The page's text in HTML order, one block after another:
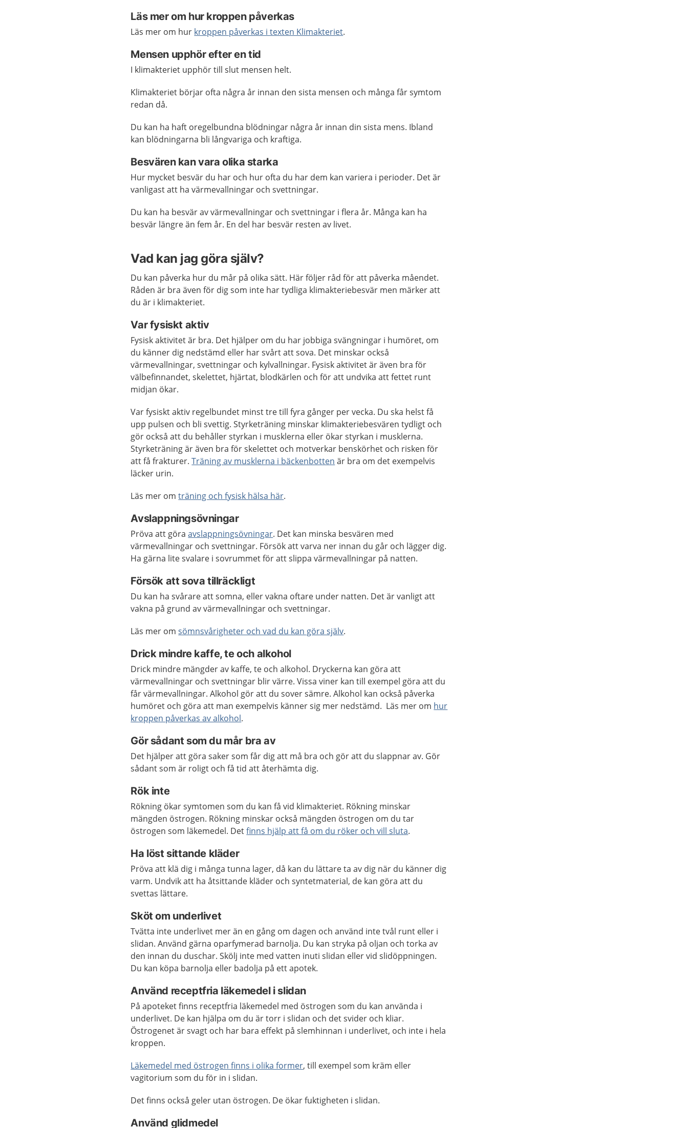
Läs mer om hur kroppen påverkas
Läs mer om hur kroppen påverkas i texten Klimakteriet.
Mensen upphör efter en tid
I klimakteriet upphör till slut mensen helt.
Klimakteriet börjar ofta några år innan den sista mensen och många får symtom
redan då.
Du kan ha haft oregelbundna blödningar några år innan din sista mens. Ibland
kan blödningarna bli långvariga och kraftiga.
Besvären kan vara olika starka
Hur mycket besvär du har och hur ofta du har dem kan variera i perioder. Det är
vanligast att ha värmevallningar och svettningar.
Du kan ha besvär av värmevallningar och svettningar i flera år. Många kan ha
besvär längre än fem år. En del har besvär resten av livet.
Vad kan jag göra själv?
Du kan påverka hur du mår på olika sätt. Här följer råd för att påverka måendet.
Råden är bra även för dig som inte har tydliga klimakteriebesvär men märker att
du är i klimakteriet.
Var fysiskt aktiv
Fysisk aktivitet är bra. Det hjälper om du har jobbiga svängningar i humöret, om
du känner dig nedstämd eller har svårt att sova. Det minskar också
värmevallningar, svettningar och kylvallningar. Fysisk aktivitet är även bra för
välbefinnandet, skelettet, hjärtat, blodkärlen och för att undvika att fettet runt
midjan ökar.
Var fysiskt aktiv regelbundet minst tre till fyra gånger per vecka. Du ska helst få
upp pulsen och bli svettig. Styrketräning minskar klimakteriebesvären tydligt och
gör också att du behåller styrkan i musklerna eller ökar styrkan i musklerna.
Styrketräning är även bra för skelettet och motverkar benskörhet och risken för
att få frakturer.Träning av musklerna i bäckenbotten är bra om det exempelvis
läcker urin.
Läs mer omträning och fysisk hälsa här.
Avslappningsövningar
Pröva att göraavslappningsövningar. Det kan minska besvären med
värmevallningar och svettningar. Försök att varva ner innan du går och lägger dig.
Ha gärna lite svalare i sovrummet för att slippa värmevallningar på natten.
Försök att sova tillräckligt
Du kan ha svårare att somna, eller vakna oftare under natten. Det är vanligt att
vakna på grund av värmevallningar och svettningar.
Läs mer omsömnsvårigheter och vad du kan göra själv.
Drick mindre kaffe, te och alkohol
Drick mindre mängder av kaffe, te och alkohol. Dryckerna kan göra att
värmevallningar och svettningar blir värre. Vissa viner kan till exempel göra att du
får värmevallningar. Alkohol gör att du sover sämre. Alkohol kan också påverka
humöret och göra att man exempelvis känner sig mer nedstämd. Läs mer om hur
kroppen påverkas av alkohol.
Gör sådant som du mår bra av
Det hjälper att göra saker som får dig att må bra och gör att du slappnar av. Gör
sådant som är roligt och få tid att återhämta dig.
Rök inte
Rökning ökar symtomen som du kan få vid klimakteriet. Rökning minskar
mängden östrogen. Rökning minskar också mängden östrogen om du tar
östrogen som läkemedel. Detfinns hjälp att få om du röker och vill sluta.
Ha löst sittande kläder
Pröva att klä dig i många tunna lager, då kan du lättare ta av dig när du känner dig
varm. Undvik att ha åtsittande kläder och syntetmaterial, de kan göra att du
svettas lättare.
Sköt om underlivet
Tvätta inte underlivet mer än en gång om dagen och använd inte tvål runt eller i
slidan. Använd gärna oparfymerad barnolja. Du kan stryka på oljan och torka av
den innan du duschar. Skölj inte med vatten inuti slidan eller vid slidöppningen.
Du kan köpa barnolja eller badolja på ett apotek.
Använd receptfria läkemedel i slidan
På apoteket finns receptfria läkemedel med östrogen som du kan använda i
underlivet. De kan hjälpa om du är torr i slidan och det svider och kliar.
Östrogenet är svagt och har bara effekt på slemhinnan i underlivet, och inte i hela
kroppen.
Läkemedel med östrogen finns i olika former, till exempel som kräm eller
vagitorium som du för in i slidan.
Det finns också geler utan östrogen. De ökar fuktigheten i slidan.
Använd glidmedel